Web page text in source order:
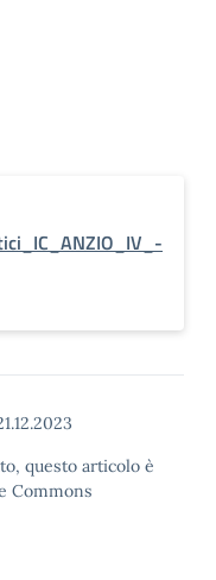
questo articolo è
Commons